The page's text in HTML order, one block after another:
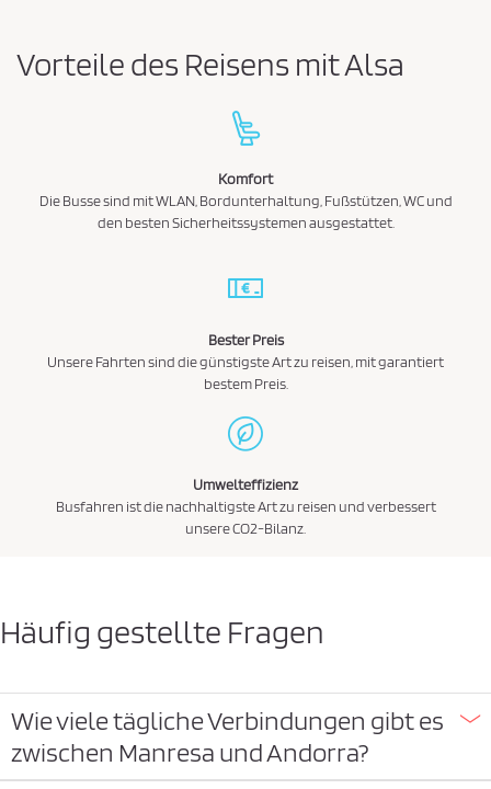
Vorteile des Reisens mit Alsa
Komfort
Die Busse sind mit WLAN, Bordunterhaltung, Fußstützen, WC und
den besten Sicherheitssystemen ausgestattet.
Bester Preis
Unsere Fahrten sind die günstigste Art zu reisen, mit garantiert
bestem Preis.
Umwelteffizienz
Busfahren ist die nachhaltigste Art zu reisen und verbessert
unsere CO2-Bilanz.
Häufig gestellte Fragen
Wie viele tägliche Verbindungen gibt es
zwischen Manresa und Andorra?